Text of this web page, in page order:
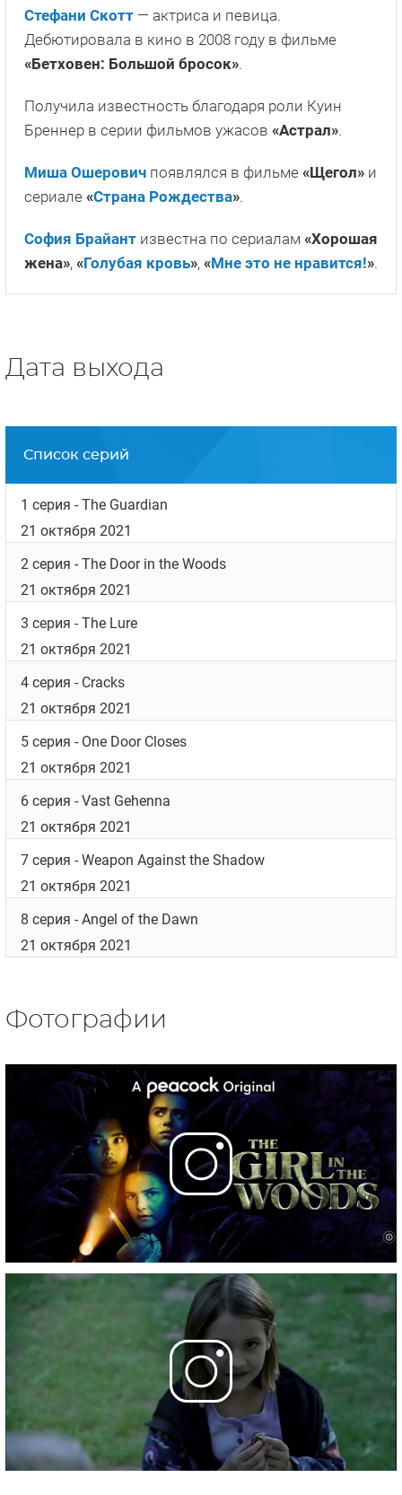
Стефани Скотт — актриса и певица.
Дебютировала в кино в 2008 году в фильме
«Бетховен: Большой бросок».
Получила известность благодаря роли Куин
Бреннер в серии фильмов ужасов «Астрал».
Миша Ошерович появлялся в фильме «Щегол» и
сериале «Страна Рождества».
София Брайант известна по сериалам «Хорошая
жена», «Голубая кровь», «Мне это не нравится!».
Дата выхода
Список серий
1 серия - The Guardian
21 октября 2021
2 серия - The Door in the Woods
21 октября 2021
3 серия - The Lure
21 октября 2021
4 серия - Cracks
21 октября 2021
5 серия - One Door Closes
21 октября 2021
6 серия - Vast Gehenna
21 октября 2021
7 серия - Weapon Against the Shadow
21 октября 2021
8 серия - Angel of the Dawn
21 октября 2021
Фотографии